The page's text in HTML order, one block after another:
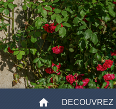
home
DECOUVREZ